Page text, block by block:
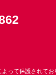
って保護されてお